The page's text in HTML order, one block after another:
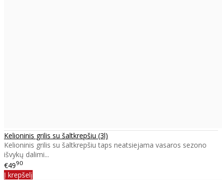
Kelioninis grilis su šaltkrepšiu (3l)
Kelioninis grilis su šaltkrepšiu taps neatsiejama vasaros sezono
išvykų dalimi...
€4990
Į krepšelį